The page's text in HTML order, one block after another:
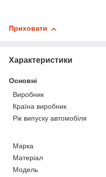
Приховати
Характеристики
Основні
Виробник
Країна виробник
Рік випуску автомобіля
Марка
Матеріал
Модель